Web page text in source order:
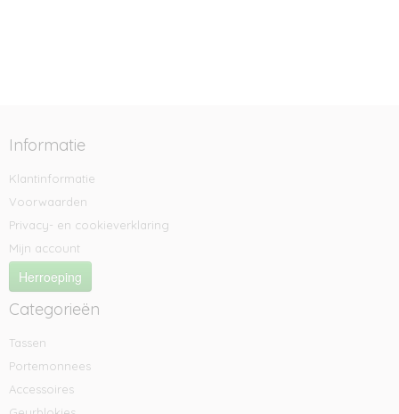
Informatie
Klantinformatie
Voorwaarden
Privacy- en cookieverklaring
Mijn account
Herroeping
Categorieën
Tassen
Portemonnees
Accessoires